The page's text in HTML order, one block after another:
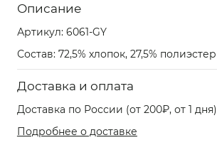
Описание
Артикул: 6061-GY
Состав: 72,5% хлопок, 27,5% полиэстер
Доставка и оплата
Доставка по России (от 200₽, от 1 дня)
Подробнее о доставке